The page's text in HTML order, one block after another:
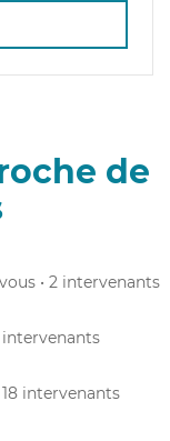
de
• 2 intervenants
intervenants
18 intervenants